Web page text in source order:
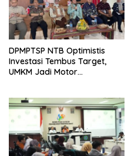
DPMPTSP NTB Optimistis
Investasi Tembus Target,
UMKM Jadi Motor